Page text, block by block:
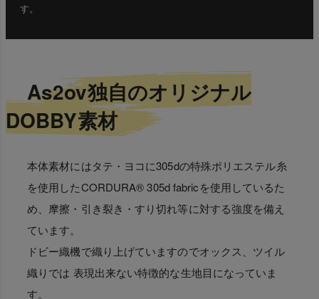
す。
As2ov独自のオリジナル
DOBBY素材
本体素材にはタテ・ヨコに305dの特殊ポリエステル糸
を使用したCORDURA® 305d fabricを使用しているた
め、摩擦・引き裂き・すり切れ等に対する強度を備え
ています。
ドビー織機で織り上げていますのでオックス、ツイル
織りでは 表現出来ない特徴的な生地目になっていま
す。